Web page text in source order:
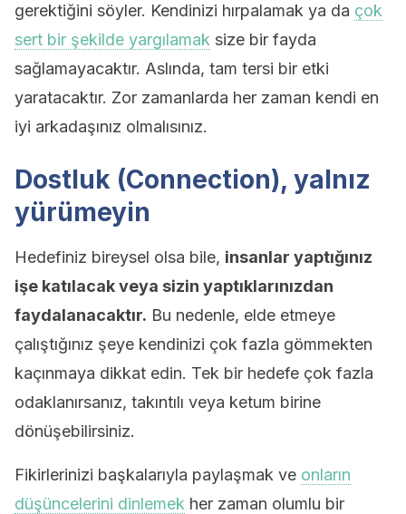
gerektiğini söyler. Kendinizi hırpalamak ya da çok
sert bir şekilde yargılamak size bir fayda
sağlamayacaktır. Aslında, tam tersi bir etki
yaratacaktır. Zor zamanlarda her zaman kendi en
iyi arkadaşınız olmalısınız.
Dostluk (Connection), yalnız
yürümeyin
Hedefiniz bireysel olsa bile, insanlar yaptığınız
işe katılacak veya sizin yaptıklarınızdan
faydalanacaktır. Bu nedenle, elde etmeye
çalıştığınız şeye kendinizi çok fazla gömmekten
kaçınmaya dikkat edin. Tek bir hedefe çok fazla
odaklanırsanız, takıntılı veya ketum birine
dönüşebilirsiniz.
Fikirlerinizi başkalarıyla paylaşmak ve onların
düşüncelerini dinlemek her zaman olumlu bir